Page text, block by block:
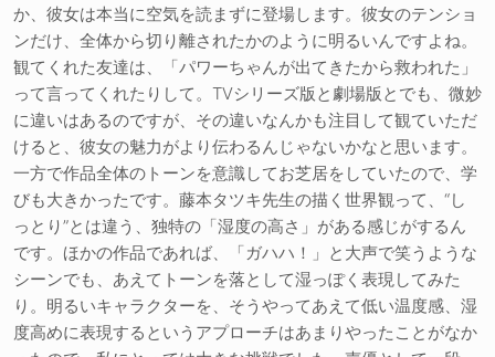
か、彼女は本当に空気を読まずに登場します。彼女のテンショ
ンだけ、全体から切り離されたかのように明るいんですよね。
観てくれた友達は、「パワーちゃんが出てきたから救われた」
って言ってくれたりして。TVシリーズ版と劇場版とでも、微妙
に違いはあるのですが、その違いなんかも注目して観ていただ
けると、彼女の魅力がより伝わるんじゃないかなと思います。
一方で作品全体のトーンを意識してお芝居をしていたので、学
びも大きかったです。藤本タツキ先生の描く世界観って、“し
っとり”とは違う、独特の「湿度の高さ」がある感じがするん
です。ほかの作品であれば、「ガハハ！」と大声で笑うような
シーンでも、あえてトーンを落として湿っぽく表現してみた
り。明るいキャラクターを、そうやってあえて低い温度感、湿
度高めに表現するというアプローチはあまりやったことがなか